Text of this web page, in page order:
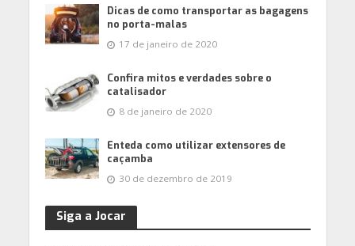
Dicas de como transportar as bagagens
no porta-malas
17 de janeiro de 2020
Confira mitos e verdades sobre o
catalisador
8 de janeiro de 2020
Enteda como utilizar extensores de
caçamba
30 de dezembro de 2019
Siga a Jocar